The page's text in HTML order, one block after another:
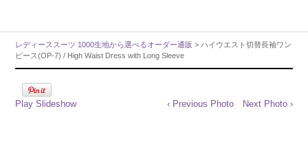
レディーススーツ 1000生地から選べるオーダー通販 > ハイウエスト切替長袖ワン
ピース(OP-7) / High Waist Dress with Long Sleeve
Play Slideshow ‹ Previous Photo Next Photo ›